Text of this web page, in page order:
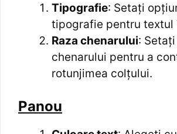
Tipografie: Setați
tipografie pentru textul
Raza chenarului:
chenarului pentru a
rotunjimea colțului.
Panou